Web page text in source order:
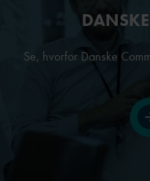
Se, hvorfor Danske